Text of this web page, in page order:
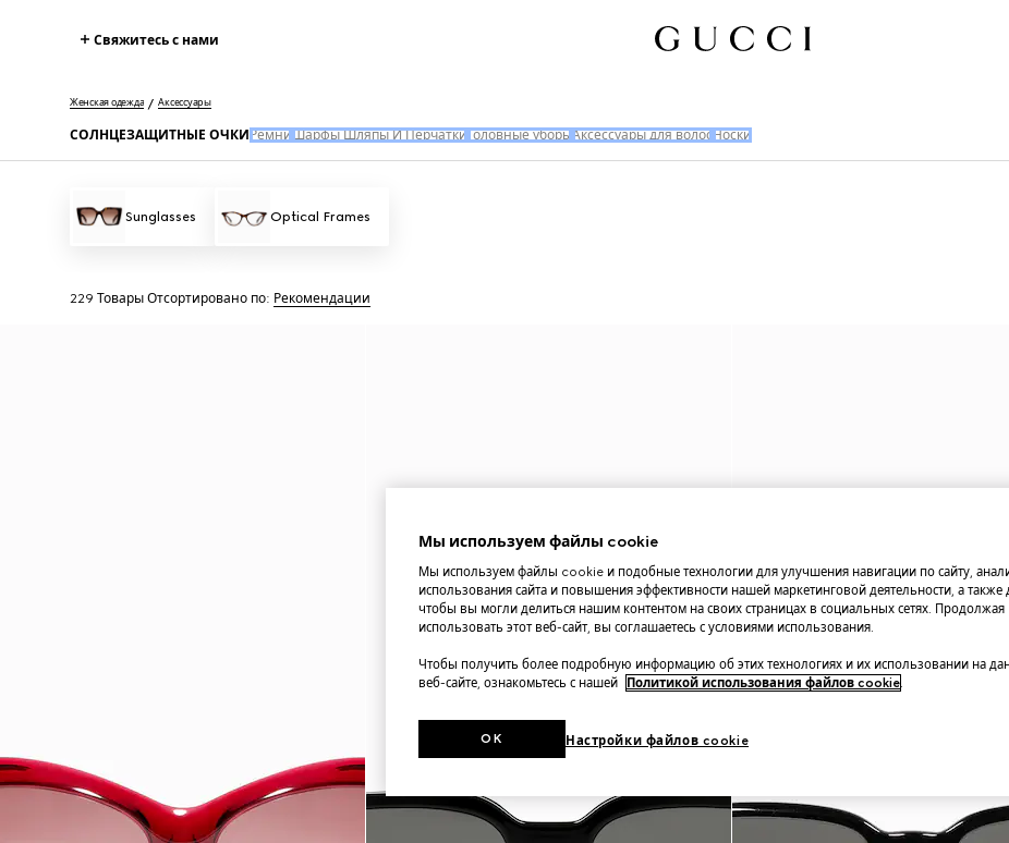
Свяжитесь с нами
Женская одежда Аксессуары
СОЛНЦЕЗАЩИТНЫЕ ОЧКИ Ремни Шарфы Шляпы И Перчатки Головные уборы Аксессуары для волос Носки
Sunglasses Optical Frames
229 Товары Отсортировано по: Рекомендации
Мы используем файлы cookie
Мы используем файлы cookie и подобные технологии для улучшения навигации по сайту,
использования сайта и повышения эффективности нашей маркетинговой деятельности, а также
чтобы вы могли делиться нашим контентом на своих страницах в социальных сетях. Продолжая
использовать этот веб-сайт, вы соглашаетесь с условиями использования.
Чтобы получить более подробную информацию об этих технологиях и их использовании на
веб-сайте, ознакомьтесь с нашей
Политикой использования файлов cookie.
Настройки файлов cookie
OK